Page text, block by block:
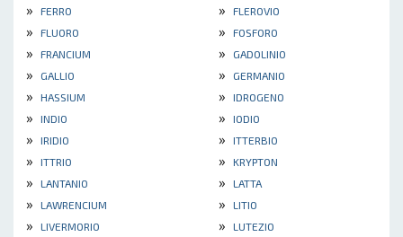
» FERRO » FLEROVIO
» FLUORO » FOSFORO
» FRANCIUM » GADOLINIO
» GALLIO » GERMANIO
» HASSIUM » IDROGENO
» INDIO » IODIO
» IRIDIO » ITTERBIO
» ITTRIO » KRYPTON
» LANTANIO » LATTA
» LAWRENCIUM » LITIO
» LIVERMORIO » LUTEZIO